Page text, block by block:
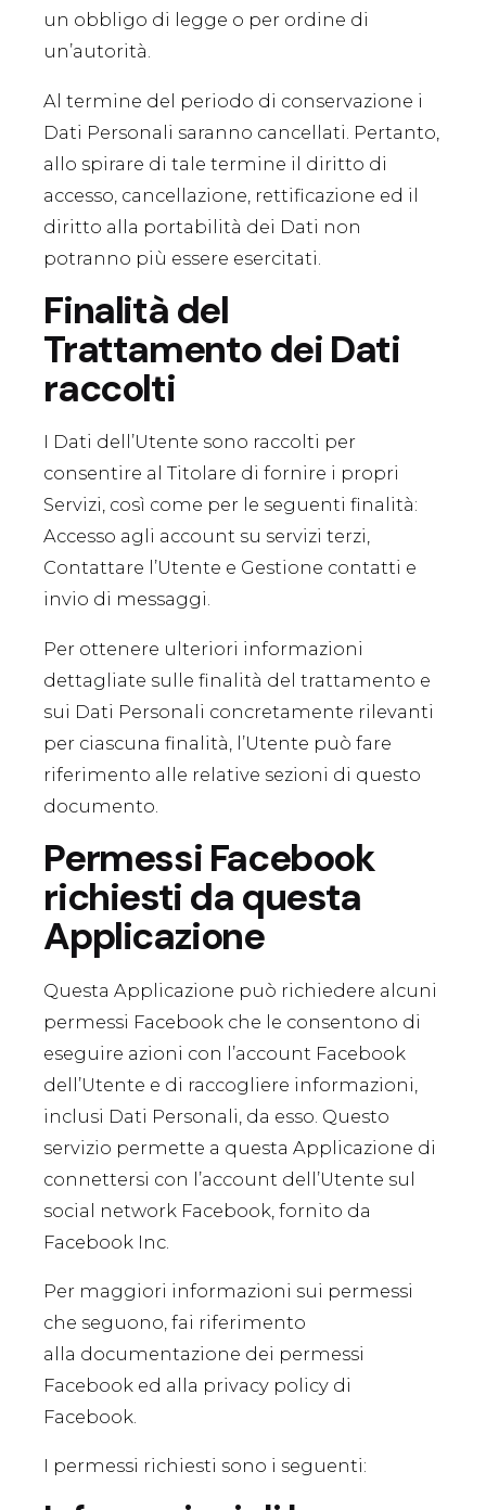
un obbligo di legge o per ordine di
un’autorità.
Al termine del periodo di conservazione i
Dati Personali saranno cancellati. Pertanto,
allo spirare di tale termine il diritto di
accesso, cancellazione, rettificazione ed il
diritto alla portabilità dei Dati non
potranno più essere esercitati.
Finalità del
Trattamento dei Dati
raccolti
I Dati dell’Utente sono raccolti per
consentire al Titolare di fornire i propri
Servizi, così come per le seguenti finalità:
Accesso agli account su servizi terzi,
Contattare l’Utente e Gestione contatti e
invio di messaggi.
Per ottenere ulteriori informazioni
dettagliate sulle finalità del trattamento e
sui Dati Personali concretamente rilevanti
per ciascuna finalità, l’Utente può fare
riferimento alle relative sezioni di questo
documento.
Permessi Facebook
richiesti da questa
Applicazione
Questa Applicazione può richiedere alcuni
permessi Facebook che le consentono di
eseguire azioni con l’account Facebook
dell’Utente e di raccogliere informazioni,
inclusi Dati Personali, da esso. Questo
servizio permette a questa Applicazione di
connettersi con l’account dell’Utente sul
social network Facebook, fornito da
Facebook Inc.
Per maggiori informazioni sui permessi
che seguono, fai riferimento
alla documentazione dei permessi
Facebook ed alla privacy policy di
Facebook
I permessi richiesti sono i seguenti: